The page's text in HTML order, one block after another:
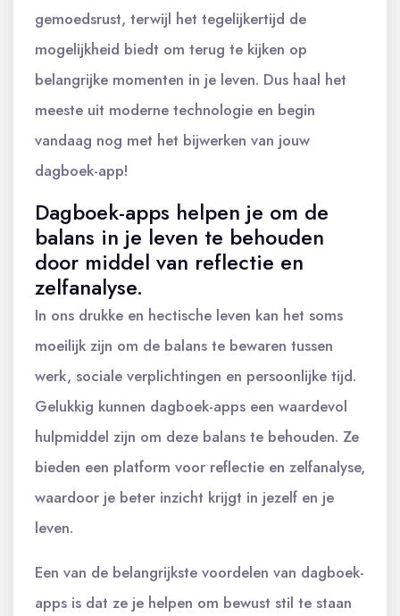
gemoedsrust, terwijl het tegelijkertijd de
mogelijkheid biedt om terug te kijken op
belangrijke momenten in je leven. Dus haal het
meeste uit moderne technologie en begin
vandaag nog met het bijwerken van jouw
dagboek-app!
Dagboek-apps helpen je om de
balans in je leven te behouden
door middel van reflectie en
zelfanalyse.
In ons drukke en hectische leven kan het soms
moeilijk zijn om de balans te bewaren tussen
werk, sociale verplichtingen en persoonlijke tijd.
Gelukkig kunnen dagboek-apps een waardevol
hulpmiddel zijn om deze balans te behouden. Ze
bieden een platform voor reflectie en zelfanalyse,
waardoor je beter inzicht krijgt in jezelf en je
leven.
Een van de belangrijkste voordelen van dagboek-
apps is dat ze je helpen om bewust stil te staan